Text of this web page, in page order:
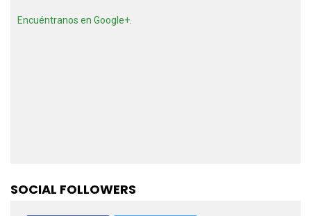
Encuéntranos en Google+.
SOCIAL FOLLOWERS